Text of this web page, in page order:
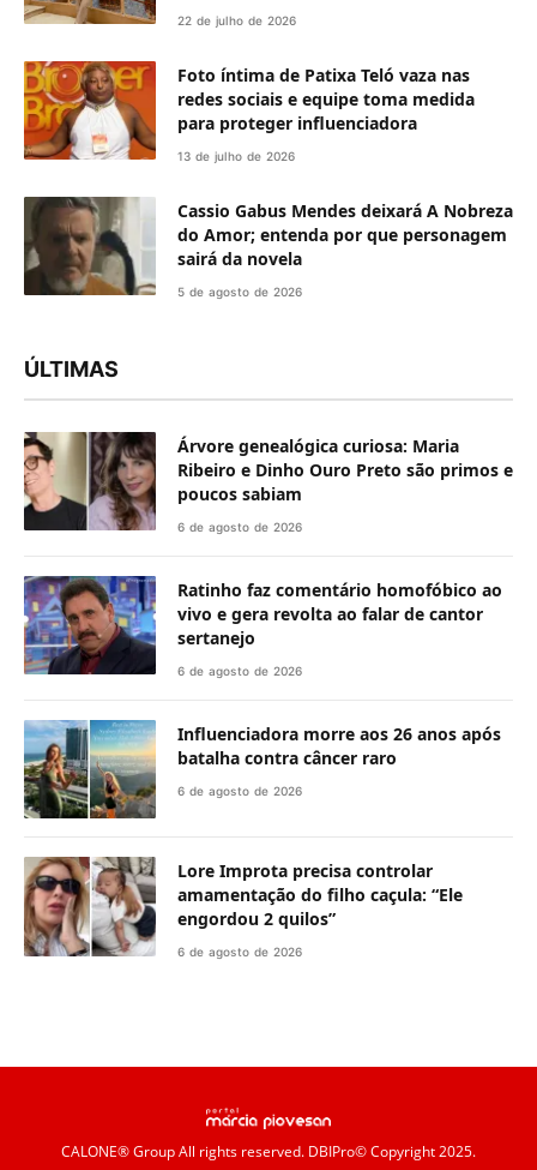
22 de julho de 2026
Foto íntima de Patixa Teló vaza nas
redes sociais e equipe toma medida
para proteger influenciadora
13 de julho de 2026
Cassio Gabus Mendes deixará A Nobreza
do Amor; entenda por que personagem
sairá da novela
5 de agosto de 2026
ÚLTIMAS
Árvore genealógica curiosa: Maria
Ribeiro e Dinho Ouro Preto são primos e
poucos sabiam
6 de agosto de 2026
Ratinho faz comentário homofóbico ao
vivo e gera revolta ao falar de cantor
sertanejo
6 de agosto de 2026
Influenciadora morre aos 26 anos após
batalha contra câncer raro
6 de agosto de 2026
Lore Improta precisa controlar
amamentação do filho caçula: “Ele
engordou 2 quilos”
6 de agosto de 2026
CALONE® GroupAll rights reserved. DBIPro© Copyright 2025.